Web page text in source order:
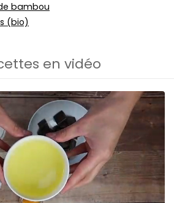
bambou
(bio)
en vidéo